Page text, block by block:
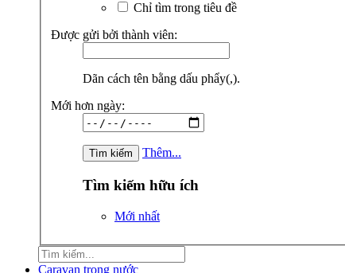
Chỉ tìm trong tiêu đề
Được gửi bởi thành viên:
Dãn cách tên bằng dấu phẩy(,).
Mới hơn ngày:
Thêm...
Tìm kiếm hữu ích
Mới nhất
Caravan trong nước